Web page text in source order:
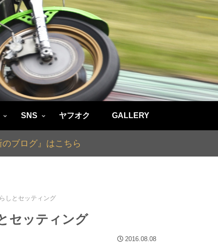
SNS ヤフオク GALLERY
ブログ』はこちら
しとセッティング
セッティング
2016.08.08